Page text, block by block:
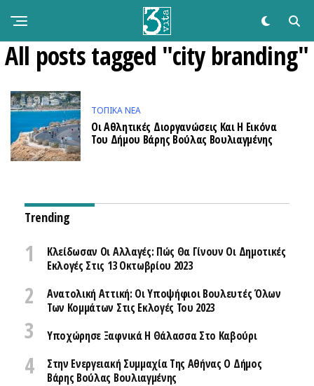
All posts tagged "city branding"
ΤΟΠΙΚΑ ΝΕΑ
Οι Αθλητικές Διοργανώσεις Και Η Εικόνα
Του Δήμου Βάρης Βούλας Βουλιαγμένης
Trending
Κλείδωσαν Οι Αλλαγές: Πώς Θα Γίνουν Οι Δημοτικές
Εκλογές Στις 13 Οκτωβρίου 2023
Ανατολική Αττική: Οι Υποψήφιοι Βουλευτές Όλων
Των Κομμάτων Στις Εκλογές Του 2023
Υποχώρησε Ξαφνικά Η Θάλασσα Στο Καβούρι
Στην Ενεργειακή Συμμαχία Της Αθήνας Ο Δήμος
Βάρης Βούλας Βουλιαγμένης